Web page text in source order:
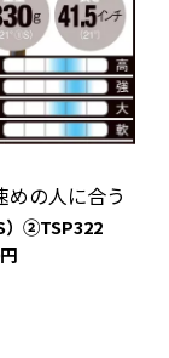
の人に合う
）②TSP322